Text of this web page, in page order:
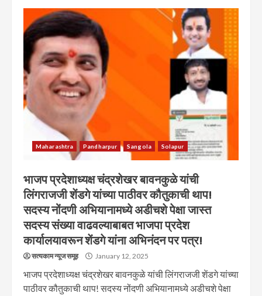
Maharashtra Pandharpur Sangola Solapur
भाजप प्रदेशाध्यक्ष चंद्रशेखर बावनकुळे यांची
लिंगराजजी शेंडगे यांच्या पाठीवर कौतुकाची थाप!
सदस्य नोंदणी अभियानामध्ये अडीचशे पेक्षा जास्त
सदस्य संख्या वाढवल्याबाबत भाजपा प्रदेश
कार्यालयावरून शेंडगे यांना अभिनंदन पर पत्र!
सत्यकाम न्यूज समूह January 12, 2025
भाजप प्रदेशाध्यक्ष चंद्रशेखर बावनकुळे यांची लिंगराजजी शेंडगे यांच्या
पाठीवर कौतुकाची थाप! सदस्य नोंदणी अभियानामध्ये अडीचशे पेक्षा